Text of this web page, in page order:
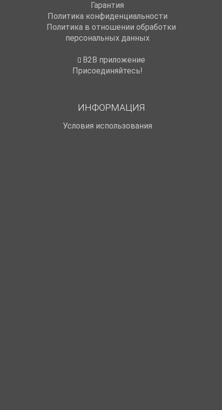
Гарантия
Политика конфиденциальности
Политика в отношении обработки
персональных данных
B2B приложение
Присоединяйтесь!
ИНФОРМАЦИЯ
Условия использования